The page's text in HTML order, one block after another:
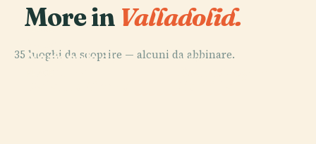
More in Valladolid.
35 luoghi da scoprire — alcuni da abbinare.
PLACE
Nazionale di
PLACE
PLACE